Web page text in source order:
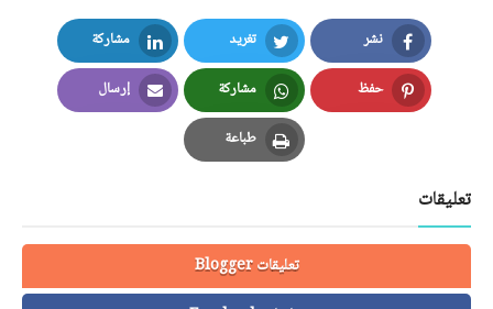
نشر
Facebook
تغريد
Twitter
مشاركة
LinkedIn
حفظ
Pinterest
مشاركة
Whatsapp
إرسال
Email
طباعة
Print
تعليقات
تعليقات Blogger